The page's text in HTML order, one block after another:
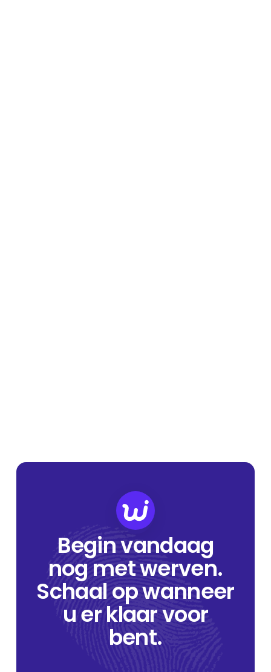
Begin vandaag
nog met werven.
Schaal op wanneer
u er klaar voor
bent.